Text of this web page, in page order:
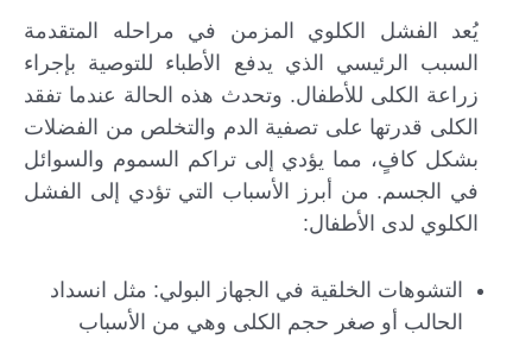
يُعد الفشل الكلوي المزمن في مراحله المتقدمة
السبب الرئيسي الذي يدفع الأطباء للتوصية بإجراء
زراعة الكلى للأطفال. وتحدث هذه الحالة عندما تفقد
الكلى قدرتها على تصفية الدم والتخلص من الفضلات
بشكل كافٍ، مما يؤدي إلى تراكم السموم والسوائل
في الجسم. من أبرز الأسباب التي تؤدي إلى الفشل
الكلوي لدى الأطفال:
التشوهات الخلقية في الجهاز البولي: مثل انسداد
الحالب أو صغر حجم الكلى وهي من الأسباب